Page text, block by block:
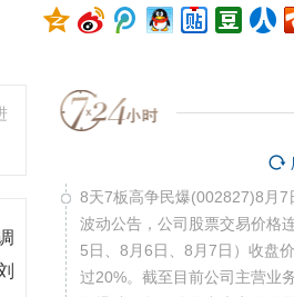
8天7板高争民爆(002827)8月7
波动公告，公司股票交易价格
5日、8月6日、8月7日）收盘
过20%。截至目前公司主营业